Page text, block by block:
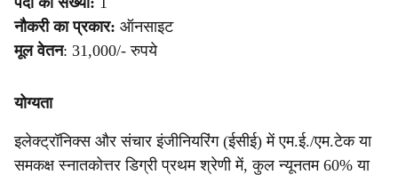
नौकरी का प्रकार: ऑनसाइट
मूल वेतन: 31,000/- रुपये
योग्यता
इलेक्ट्रॉनिक्स और संचार इंजीनियरिंग (ईसीई) में एम.ई./एम.टेक या
समकक्ष स्नातकोत्तर डिग्री प्रथम श्रेणी में, कुल न्यूनतम 60% या